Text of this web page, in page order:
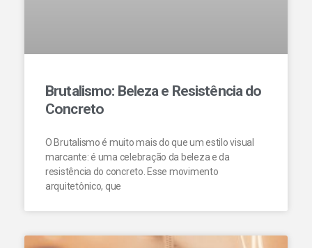
Brutalismo: Beleza e Resistência do
Concreto
O Brutalismo é muito mais do que um estilo visual
marcante: é uma celebração da beleza e da
resistência do concreto. Esse movimento
arquitetônico, que